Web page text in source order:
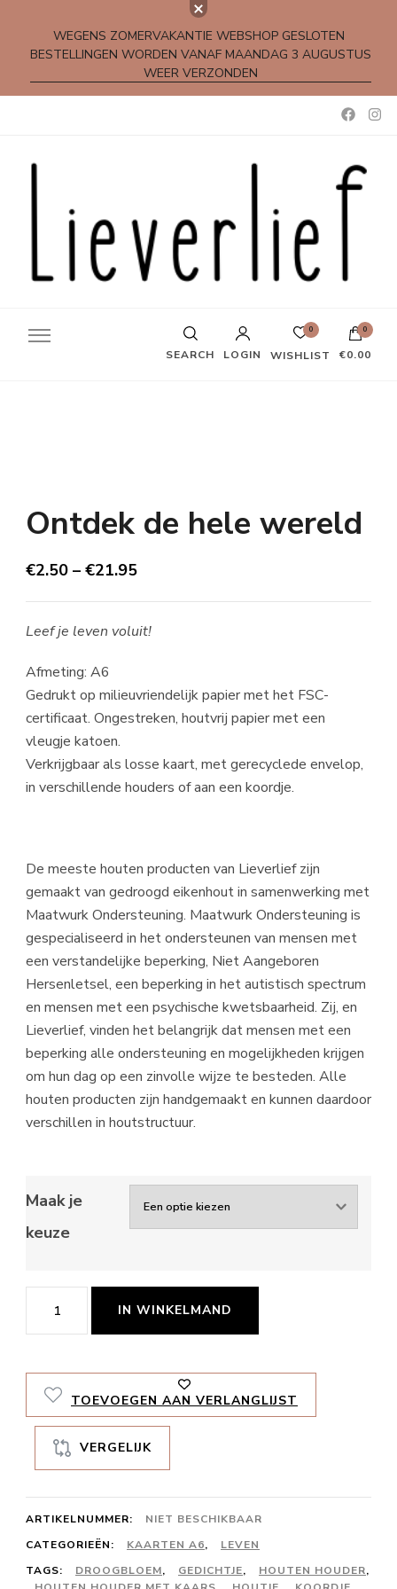
WEGENS ZOMERVAKANTIE WEBSHOP GESLOTEN
BESTELLINGEN WORDEN VANAF MAANDAG 3 AUGUSTUS
WEER VERZONDEN
SEARCH LOGIN
0
WISHLIST
0
€0.00
Ontdek de hele wereld
€2.50 – €21.95
Leef je leven voluit!
Afmeting: A6
Gedrukt op milieuvriendelijk papier met het FSC-
certificaat. Ongestreken, houtvrij papier met een
vleugje katoen.
Verkrijgbaar als losse kaart, met gerecyclede envelop,
in verschillende houders of aan een koordje.
De meeste houten producten van Lieverlief zijn
gemaakt van gedroogd eikenhout in samenwerking met
Maatwurk Ondersteuning. Maatwurk Ondersteuning is
gespecialiseerd in het ondersteunen van mensen met
een verstandelijke beperking, Niet Aangeboren
Hersenletsel, een beperking in het autistisch spectrum
en mensen met een psychische kwetsbaarheid. Zij, en
Lieverlief, vinden het belangrijk dat mensen met een
beperking alle ondersteuning en mogelijkheden krijgen
om hun dag op een zinvolle wijze te besteden. Alle
houten producten zijn handgemaakt en kunnen daardoor
verschillen in houtstructuur.
Maak je
keuze
Ontdek
de
wereld
aantal
IN WINKELMAND
TOEVOEGEN AAN VERLANGLIJST
VERGELIJK
ARTIKELNUMMER:
NIET BESCHIKBAAR
CATEGORIEËN:
KAARTEN A6,
LEVEN
TAGS:
DROOGBLOEM, GEDICHTJE, HOUTEN HOUDER,